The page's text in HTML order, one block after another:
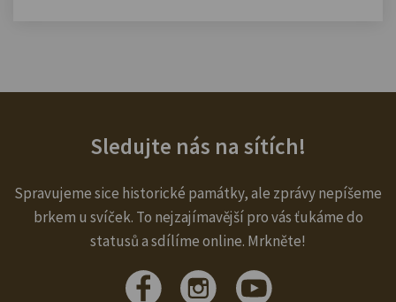
Sledujte nás na sítích!
Spravujeme sice historické památky, ale zprávy nepíšeme
brkem u svíček. To nejzajímavější pro vás ťukáme do
statusů a sdílíme online. Mrkněte!